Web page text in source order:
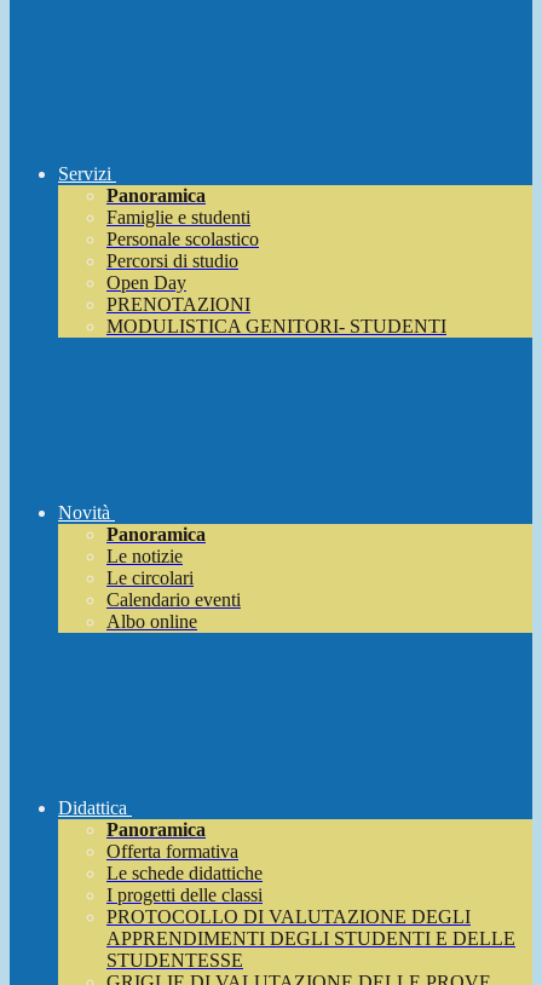
Servizi
Panoramica
Famiglie e studenti
Personale scolastico
Percorsi di studio
Open Day
PRENOTAZIONI
MODULISTICA GENITORI- STUDENTI
Novità
Panoramica
Le notizie
Le circolari
Calendario eventi
Albo online
Didattica
Panoramica
Offerta formativa
Le schede didattiche
I progetti delle classi
PROTOCOLLO DI VALUTAZIONE DEGLI
APPRENDIMENTI DEGLI STUDENTI E DELLE
STUDENTESSE